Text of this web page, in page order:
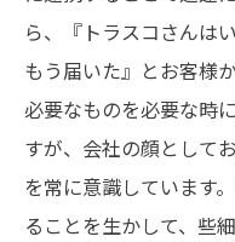
ら、『トラスコさんは
もう届いた』とお客様
必要なものを必要な時
すが、会社の顔として
を常に意識しています
ることを生かして、些